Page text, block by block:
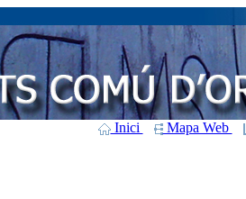
Inici Mapa Web